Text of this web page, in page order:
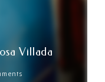
Villada